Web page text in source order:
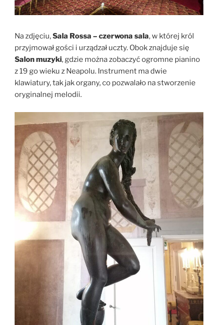
Na zdjęciu,Sala Rossa – czerwona sala, w której król
przyjmował gości i urządzał uczty. Obok znajduje się
Salon muzyki, gdzie można zobaczyć ogromne pianino
z 19 go wieku z Neapolu. Instrument ma dwie
klawiatury, tak jak organy, co pozwalało na stworzenie
oryginalnej melodii.